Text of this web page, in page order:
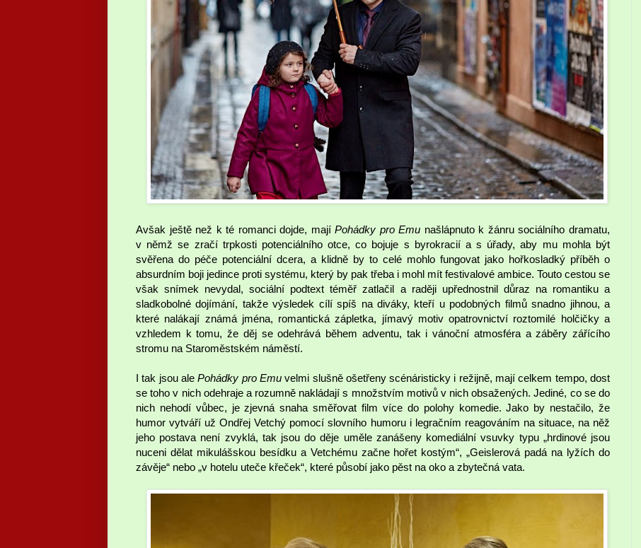
Avšak ještě než k té romanci dojde, majíPohádky pro Emu našlápnuto k žánru sociálního dramatu,
v němž se zračí trpkosti potenciálního otce, co bojuje s byrokracií a s úřady, aby mu mohla být
svěřena do péče potenciální dcera, a klidně by to celé mohlo fungovat jako hořkosladký příběh o
absurdním boji jedince proti systému, který by pak třeba i mohl mít festivalové ambice. Touto cestou se
však snímek nevydal, sociální podtext téměř zatlačil a raději upřednostnil důraz na romantiku a
sladkobolné dojímání, takže výsledek cílí spíš na diváky, kteří u podobných filmů snadno jihnou, a
které nalákají známá jména, romantická zápletka, jímavý motiv opatrovnictví roztomilé holčičky a
vzhledem k tomu, že děj se odehrává během adventu, tak i vánoční atmosféra a záběry zářícího
stromu na Staroměstském náměstí.
I tak jsou alePohádky pro Emuvelmi slušně ošetřeny scénáristicky i režijně, mají celkem tempo, dost
se toho v nich odehraje a rozumně nakládají s množstvím motivů v nich obsažených. Jediné, co se do
nich nehodí vůbec, je zjevná snaha směřovat film více do polohy komedie. Jako by nestačilo, že
humor vytváří už Ondřej Vetchý pomocí slovního humoru i legračním reagováním na situace, na něž
jeho postava není zvyklá, tak jsou do děje uměle zanášeny komediální vsuvky typu „hrdinové jsou
nuceni dělat mikulášskou besídku a Vetchému začne hořet kostým“, „Geislerová padá na lyžích do
závěje“ nebo „v hotelu uteče křeček“, které působí jako pěst na oko a zbytečná vata.